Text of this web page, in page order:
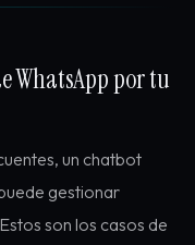
WhatsApp por tu
un chatbot
gestionar
son los casos de